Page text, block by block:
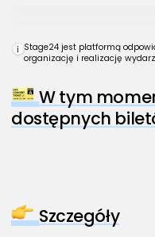
i Stage24 jest platformą
organizację i realizację
W tym
dostępnych
Szczegóły